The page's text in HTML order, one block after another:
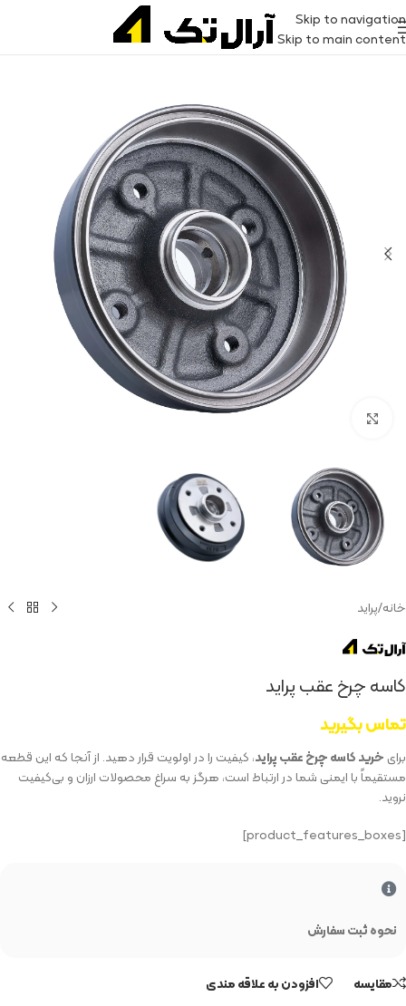
Skip to navigation
Skip to main content
خانه/پراید
کاسه چرخ عقب پراید
تماس بگیرید
برای خرید کاسه چرخ عقب پراید، کیفیت را در اولویت قرار دهید. از آنجا که این قطعه
مستقیماً با ایمنی شما در ارتباط است، هرگز به سراغ محصولات ارزان و بی‌کیفیت
نروید.
[product_features_boxes]
نحوه ثبت سفارش
مقایسه افزودن به علاقه مندی